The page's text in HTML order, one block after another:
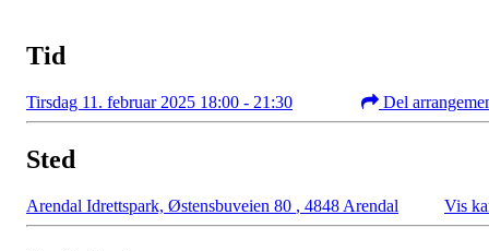
Tid
Tirsdag 11. februar 2025 18:00 - 21:30 Del
Sted
Arendal Idrettspark, Østensbuveien 80 , 4848 Arendal Vis